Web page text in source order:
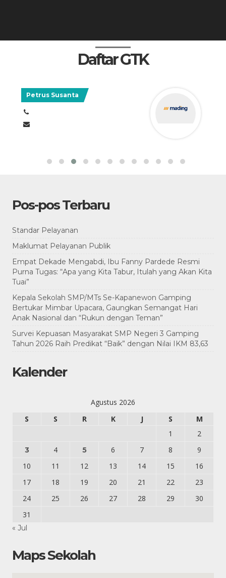
Daftar GTK
Petrus Susanta
Pos-pos Terbaru
Standar Pelayanan
Maklumat Pelayanan Publik
Empat Dekade Mengabdi, Ibu Fanny Pardede Resmi
Purna Tugas: “Apa yang Kita Tabur, Itulah yang Akan Kita
Tuai”
Kepala Sekolah SMP/MTs Se-Kapanewon Gamping
Bertukar Mimbar Upacara, Gaungkan Semangat Hari
Anak Nasional dan “Rukun dengan Teman”
Survei Kepuasan Masyarakat SMP Negeri 3 Gamping
Tahun 2026 Raih Predikat “Baik” dengan Nilai IKM 83,63
Kalender
Agustus 2026
S
S R K J S
M
1
2
3 4 5 6 7 8
9
10
11 12 13 14 15
16
17
18 19 20 21 22
23
24
25 26 27 28 29
30
31
« Jul
Maps Sekolah